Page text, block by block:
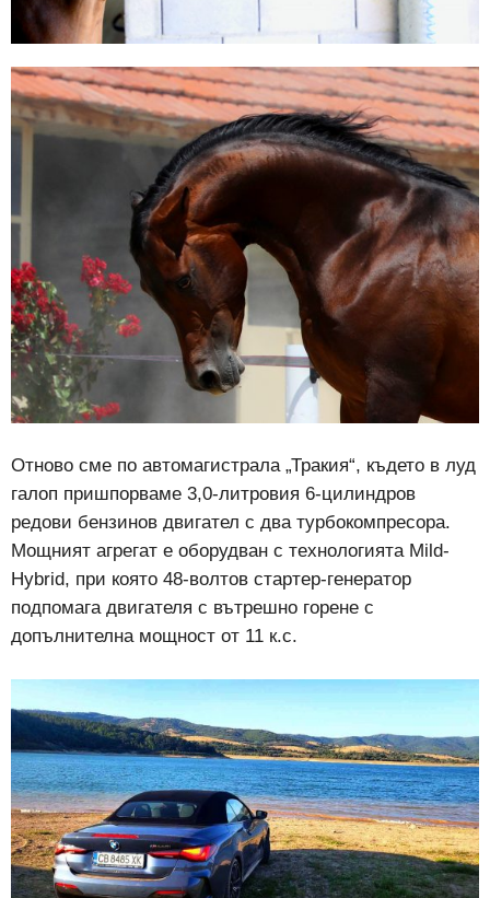
Отново сме по автомагистрала „Тракия“, където в луд
галоп пришпорваме 3,0-литровия 6-цилиндров
редови бензинов двигател с два турбокомпресора.
Мощният агрегат е оборудван с технологията Mild-
Hybrid, при която 48-волтов стартер-генератор
подпомага двигателя с вътрешно горене с
допълнителна мощност от 11 к.с.